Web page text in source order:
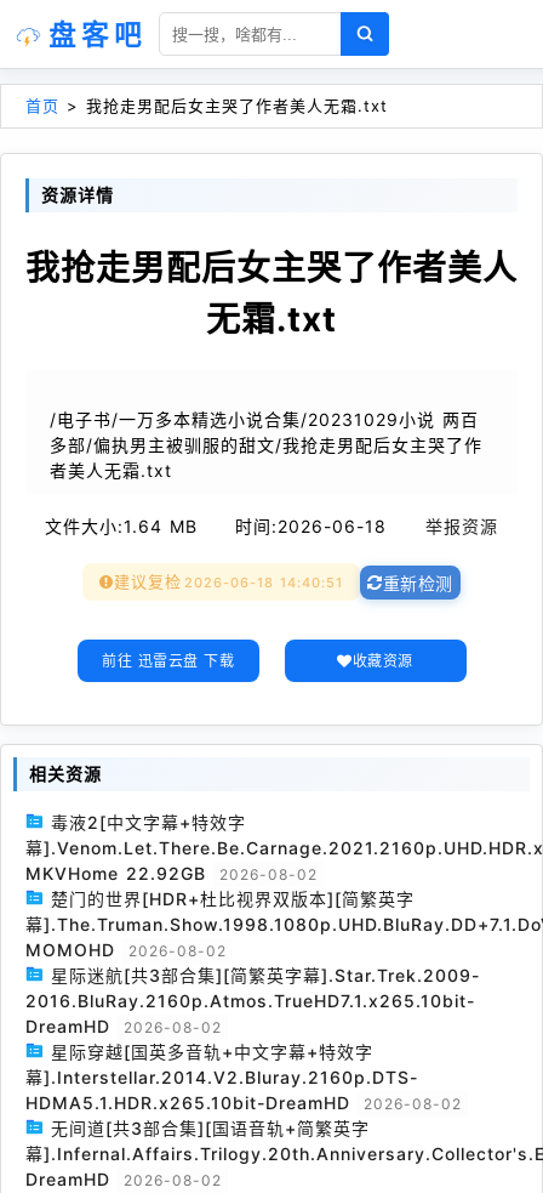
盘客吧
首页 > 我抢走男配后女主哭了作者美人无霜.txt
资源详情
我抢走男配后女主哭了作者美人
无霜.txt
/电子书/一万多本精选小说合集/20231029小说 两百
多部/偏执男主被驯服的甜文/我抢走男配后女主哭了作
者美人无霜.txt
文件大小:1.64 MB 时间:2026-06-18 举报资源
建议复检 2026-06-18 14:40:51 重新检测
前往 迅雷云盘 下载 收藏资源
相关资源
毒液2[中文字幕+特效字
幕
MKVHome 22.92GB
2026-08-02
楚门的世界[HDR+杜比视界双版本][简繁英字
幕
MOMOHD
2026-08-02
星际迷航[共3部合集][简繁英字幕].Star.Trek.2009-
2016.BluRay.2160p.Atmos.TrueHD7.1.x265.10bit-
DreamHD
2026-08-02
星际穿越[国英多音轨+中文字幕+特效字
幕].Interstellar.2014.V2.Bluray.2160p.DTS-
HDMA5.1.HDR.x265.10bit-DreamHD
2026-08-02
无间道[共3部合集][国语音轨+简繁英字
幕
DreamHD
2026-08-02